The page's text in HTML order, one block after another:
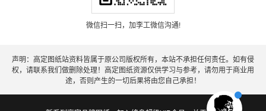
微信扫一扫，加李工微信沟通!
声明：高定图纸站资料皆属于原公司版权所有，本站不承担任何责任。如有侵
权，请联系我们做删除处理！高定图纸资源仅供学习与参考，请勿用于商业用
途，否则产生的一切后果将由您自己承担！